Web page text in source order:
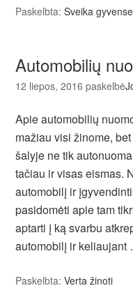
Paskelbta:Sveika
Automobilių
12 liepos, 2016 paskelbė
Apie automobilių
mažiau visi žinome,
šalyje ne tik
tačiau ir visas eismas.
automobilį ir
pasidomėti apie tam
aptarti į ką svarbu
automobilį ir
Paskelbta:Verta žinoti